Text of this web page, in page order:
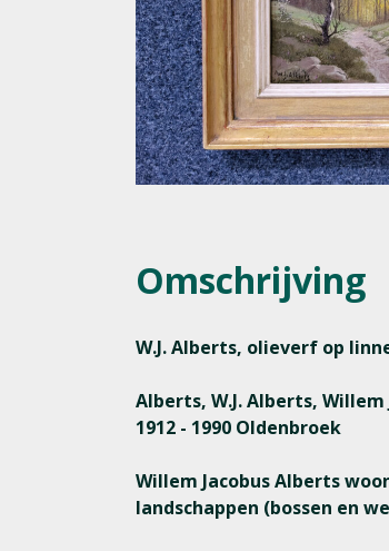
Omschrijving
W.J. Alberts, olieverf op
Alberts, W.J. Alberts,
1912 - 1990 Oldenbroek
Willem Jacobus Alberts
landschappen (bossen en